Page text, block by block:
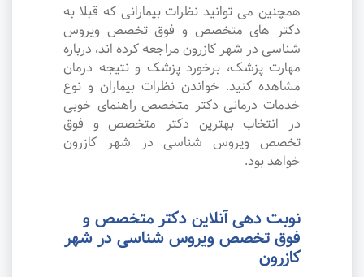
همچنین می توانید نظرات بیمارانی که قبلا به
دکتر های متخصص و فوق تخصص ویروس
شناسی در شهر کازرون مراجعه کرده اند، درباره
مهارت پزشک، برخورد پزشک و نتیجه درمان
مشاهده کنید. خواندن نظرات بیماران و نوع
خدمات درمانی دکتر متخصص راهنمای خوبی
در انتخاب بهترین دکتر متخصص و فوق
تخصص ویروس شناسی در شهر کازرون
خواهد بود.
نوبت دهی آنلاین دکتر متخصص و
فوق تخصص ویروس شناسی در شهر
کازرون